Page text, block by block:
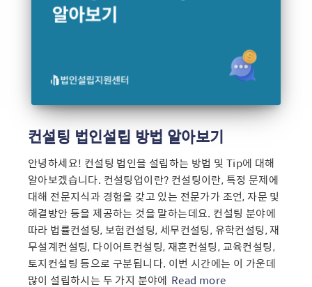
컨설팅 법인설립 방법 알아보기
안녕하세요! 컨설팅 법인을 설립하는 방법 및 Tip에 대해
알아보겠습니다. 컨설팅업이란? 컨설팅이란, 특정 문제에
대해 전문지식과 경험을 갖고 있는 전문가가 조언, 자문 및
해결방안 등을 제공하는 것을 말하는데요. 컨설팅 분야에
따라 법률컨설팅, 보험컨설팅, 세무컨설팅, 유학컨설팅, 재
무설계컨설팅, 다이어트컨설팅, 재혼컨설팅, 교육컨설팅,
토지컨설팅 등으로 구분됩니다. 이번 시간에는 이 가운데
많이 설립하시는 두 가지 분야에 Read more